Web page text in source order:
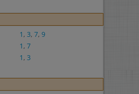
1 , 3, 7, 9
1 , 7
1 , 3